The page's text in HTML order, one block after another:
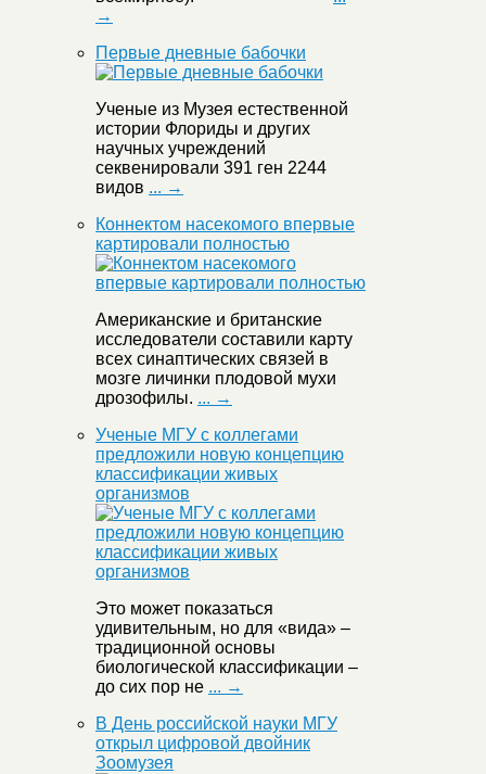
→
Первые дневные бабочки
Ученые из Музея естественной
истории Флориды и других
научных учреждений
секвенировали 391 ген 2244
видов ... →
Коннектом насекомого впервые
картировали полностью
Американские и британские
исследователи составили карту
всех синаптических связей в
мозге личинки плодовой мухи
дрозофилы. ... →
Ученые МГУ с коллегами
предложили новую концепцию
классификации живых
организмов
Это может показаться
удивительным, но для «вида» –
традиционной основы
биологической классификации –
до сих пор не ... →
В День российской науки МГУ
открыл цифровой двойник
Зоомузея